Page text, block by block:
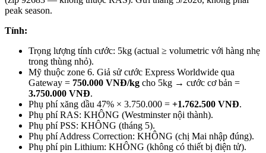
peak season.
Tính:
Trọng lượng tính cước: 5kg (actual ≥ volumetric với hàng nhẹ
trong thùng nhỏ).
Mỹ thuộc zone 6. Giả sử cước Express Worldwide qua
Gateway = 750.000 VNĐ/kg cho 5kg → cước cơ bản =
3.750.000 VNĐ.
Phụ phí xăng dầu 47% × 3.750.000 = +1.762.500 VNĐ.
Phụ phí RAS: KHÔNG (Westminster nội thành).
Phụ phí PSS: KHÔNG (tháng 5).
Phụ phí Address Correction: KHÔNG (chị Mai nhập đúng).
Phụ phí pin Lithium: KHÔNG (không có thiết bị điện tử).